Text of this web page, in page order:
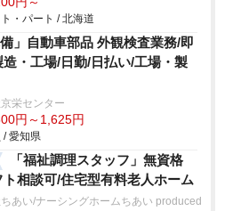
・パート / 北海道
備」自動車部品 外観検査業務/即
造・工場/日勤/日払い/工場・製
栄センター
円～1,625円
/ 愛知県
「福祉調理スタッフ」無資格
ト相談可/住宅型有料老人ホーム
あい/ナーシングホームちあい produced